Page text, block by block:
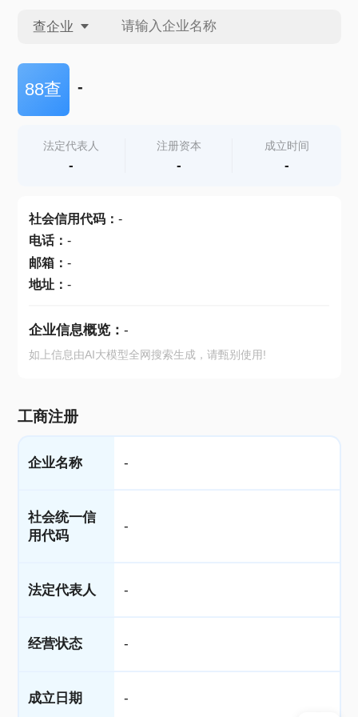
查企业
查企业
查产地
88查 -
法定代表人
-
注册资本
-
成立时间
-
社会信用代码： -
电话： -
邮箱： -
地址： -
企业信息概览： -
如上信息由AI大模型全网搜索生成，请甄别使用!
工商注册
企业名称 -
社会统一信
用代码
-
法定代表人 -
经营状态 -
成立日期 -